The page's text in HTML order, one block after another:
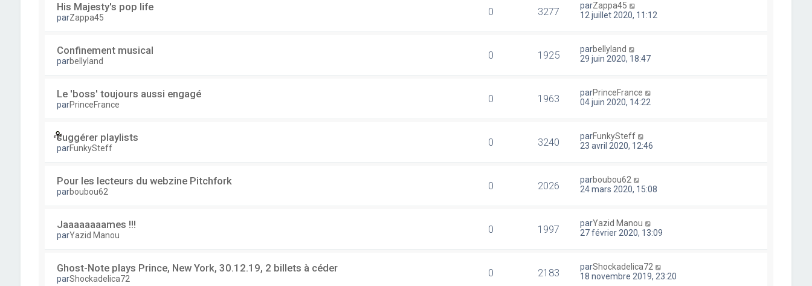
His Majesty's pop life
parZappa45 0 3277 parZappa45
12 juillet 2020, 11:12
Confinement musical
parbellyland 0 1925 parbellyland
29 juin 2020, 18:47
Le 'boss' toujours aussi engagé
parPrinceFrance 0 1963 parPrinceFrance
04 juin 2020, 14:22
suggérer playlists
parFunkySteff 0 3240 parFunkySteff
23 avril 2020, 12:46
Pour les lecteurs du webzine Pitchfork
parboubou62 0 2026 parboubou62
24 mars 2020, 15:08
Jaaaaaaaames !!!
parYazid Manou 0 1997 parYazid Manou
27 février 2020, 13:09
Ghost-Note plays Prince, New York, 30.12.19, 2 billets à céder
parShockadelica72 0 2183 parShockadelica72
18 novembre 2019, 23:20